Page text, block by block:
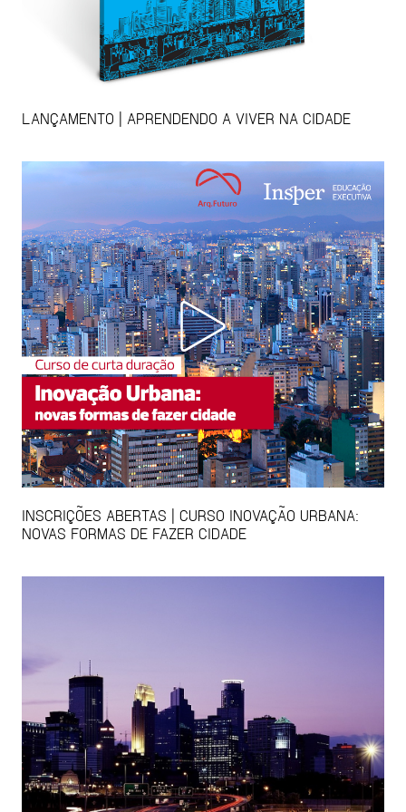
LANÇAMENTO | APRENDENDO A VIVER NA CIDADE
INSCRIÇÕES ABERTAS | CURSO INOVAÇÃO URBANA:
NOVAS FORMAS DE FAZER CIDADE